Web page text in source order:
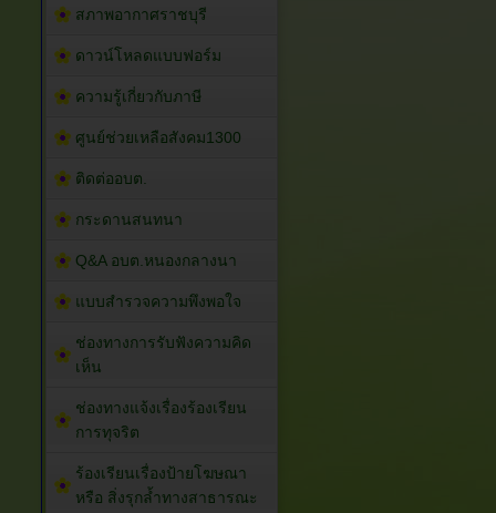
สภาพอากาศราชบุรี
ดาวน์โหลดแบบฟอร์ม
ความรู้เกี่ยวกับภาษี
ศูนย์ช่วยเหลือสังคม1300
ติดต่ออบต.
กระดานสนทนา
Q&A อบต.หนองกลางนา
แบบสำรวจความพึงพอใจ
ช่องทางการรับฟังความคิด
เห็น
ช่องทางแจ้งเรื่องร้องเรียน
การทุจริต
ร้องเรียนเรื่องป้ายโฆษณา
หรือ สิ่งรุกล้ำทางสาธารณะ